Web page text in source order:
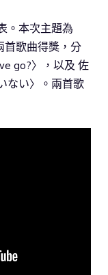
。本次主題為
首歌曲得獎，分
go?〉，以及 佐
ない〉。兩首歌